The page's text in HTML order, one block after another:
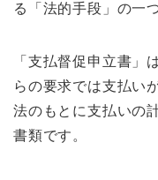
る「法的手段」の一
「支払督促申立書」
らの要求では支払い
法のもとに支払いの
書類です。